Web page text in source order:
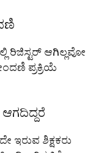
ರಿಜಿಸ್ಟರ್ ಆಗಿಲ್ಲವೋ
ಪ್ರಕ್ರಿಯೆ
ಇರುವ ಶಿಕ್ಷಕರು